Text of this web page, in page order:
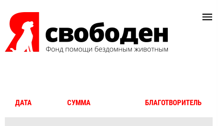
ДАТА СУММА БЛАГОТВОРИТЕЛЬ